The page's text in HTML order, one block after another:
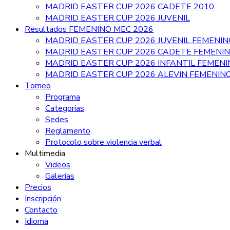
MADRID EASTER CUP 2026 CADETE 2010
MADRID EASTER CUP 2026 JUVENIL
Resultados FEMENINO MEC 2026
MADRID EASTER CUP 2026 JUVENIL
MADRID EASTER CUP 2026 CADETE
MADRID EASTER CUP 2026 INFANTIL
MADRID EASTER CUP 2026 ALEVIN
Torneo
Programa
Categorías
Sedes
Reglamento
Protocolo sobre violencia verbal
Multimedia
Videos
Galerias
Precios
Inscripción
Contacto
Idioma